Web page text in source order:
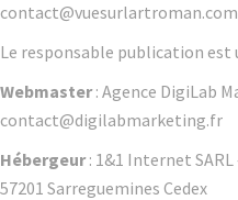
contact@vuesurlartroman.com
Le responsable publication est
Webmaster: Agence DigiLab
contact@digilabmarketing.fr
Hébergeur: 1&1 Internet SARL
57201 Sarreguemines Cedex